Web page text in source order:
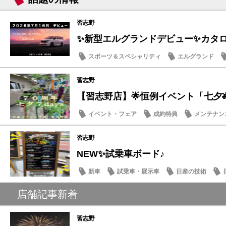
習志野
✨新型エルグランドデビュー✨カタ
スポーツ＆スペシャリティ
エルグランド
話題の情報
習志野
【習志野店】🌟恒例イベント「七
イベント・フェア 成約特典
メンテナ
話題の情報
習志野
NEW✨試乗車ボード♪
新車 試乗車・展示車 日産の技術
店舗記事新着
習志野